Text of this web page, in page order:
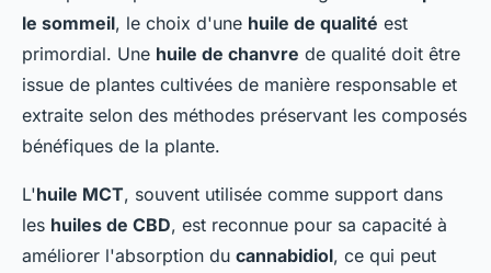
le sommeil, le choix d'une huile de qualité est
primordial. Une huile de chanvre de qualité doit être
issue de plantes cultivées de manière responsable et
extraite selon des méthodes préservant les composés
bénéfiques de la plante.
L'huile MCT, souvent utilisée comme support dans
les huiles de CBD, est reconnue pour sa capacité à
améliorer l'absorption du cannabidiol, ce qui peut